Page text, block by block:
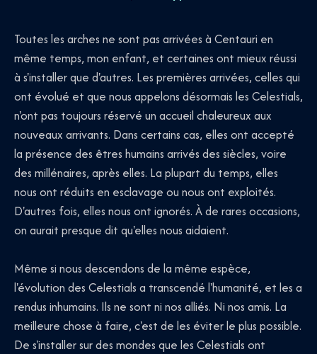
Toutes les arches ne sont pas arrivées à Centauri en
même temps, mon enfant, et certaines ont mieux réussi
à s'installer que d'autres. Les premières arrivées, celles qui
ont évolué et que nous appelons désormais les Celestials,
n'ont pas toujours réservé un accueil chaleureux aux
nouveaux arrivants. Dans certains cas, elles ont accepté
la présence des êtres humains arrivés des siècles, voire
des millénaires, après elles. La plupart du temps, elles
nous ont réduits en esclavage ou nous ont exploités.
D'autres fois, elles nous ont ignorés. À de rares occasions,
on aurait presque dit qu'elles nous aidaient.
Même si nous descendons de la même espèce,
l'évolution des Celestials a transcendé l'humanité, et les a
rendus inhumains. Ils ne sont ni nos alliés. Ni nos amis. La
meilleure chose à faire, c'est de les éviter le plus possible.
De s'installer sur des mondes que les Celestials ont